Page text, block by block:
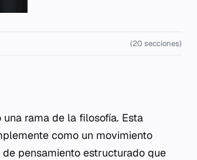
(20 secciones)
rama de la filosofía. Esta
como un movimiento
pensamiento estructurado que